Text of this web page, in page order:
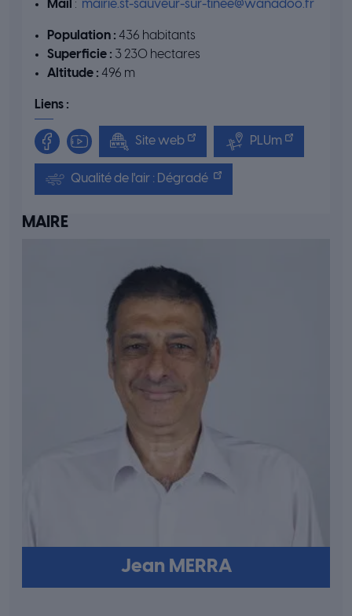
Mail : mairie.st-sauveur-sur-tinee@wanadoo.fr
Population : 436 habitants
Superficie : 3 230 hectares
Altitude : 496 m
Liens :
Site web PLUm
Qualité de l'air : Dégradé
MAIRE
Jean MERRA